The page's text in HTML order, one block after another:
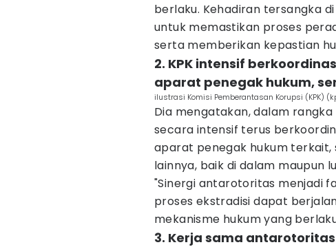
berlaku. Kehadiran tersangka
untuk memastikan proses
serta memberikan kepastian
2. KPK intensif
aparat penegak hukum,
ilustrasi Komisi Pemberantasan Korupsi (KPK)
Dia mengatakan, dalam
secara intensif terus
aparat penegak hukum
lainnya, baik di dalam maupun
"Sinergi antarotoritas menjadi
proses ekstradisi dapat
mekanisme hukum yang
3. Kerja sama